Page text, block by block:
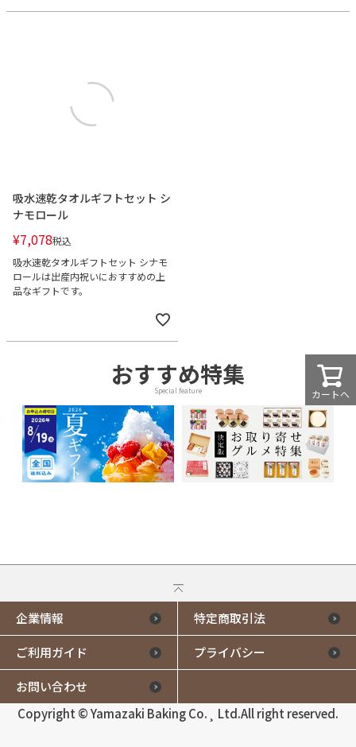
吸水速乾タオルギフトセット シ
ナモロール
¥7,078税込
吸水速乾タオルギフトセット シナモ
ロールは出産内祝いにおすすめの上
品なギフトです。
カートへ
おすすめ特集
Special feature
企業情報 特定商取引法
ご利用ガイド プライバシー
お問い合わせ
Copyright © Yamazaki Baking Co.¸ Ltd.All right reserved.